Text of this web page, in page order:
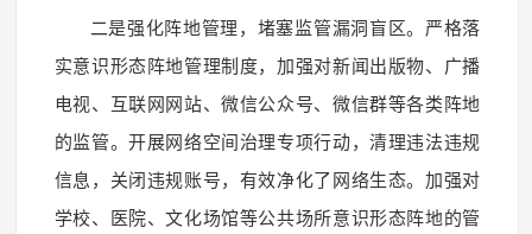
二是强化阵地管理，堵塞监管漏洞盲区。严格落
实意识形态阵地管理制度，加强对新闻出版物、广播
电视、互联网网站、微信公众号、微信群等各类阵地
的监管。开展网络空间治理专项行动，清理违法违规
信息，关闭违规账号，有效净化了网络生态。加强对
学校、医院、文化场馆等公共场所意识形态阵地的管